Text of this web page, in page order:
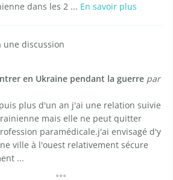
dans les 2 ... En savoir plus
une discussion
en Ukraine pendant la guerre par
plus d'un an j'ai une relation suivie
mais elle ne peut quitter
paramédicale.j'ai envisagé d'y
ville à l'ouest relativement sécure
...